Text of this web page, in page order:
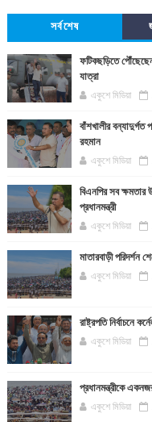
সর্বশেষ
ফটিকছড়িতে পৌঁছেছেন
যাত্রা
একুশে মিডিয়া
বাঁশখালীর বন্যাদুর্গত
রহমান
একুশে মিডিয়া
বিএনপির সব
প্রধানমন্ত্রী
একুশে মিডিয়া
মাতারবাড়ী পরিদর্শন
একুশে মিডিয়া
রাষ্ট্রপতি নির্বাচনে
একুশে মিডিয়া
প্রধানমন্ত্রীকে
একুশে মিডিয়া